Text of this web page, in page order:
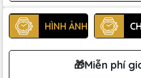
HÌNH ẢNH
🎁Miễn phí